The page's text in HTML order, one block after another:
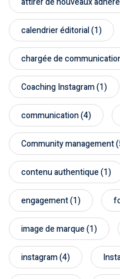
calendrier éditorial(1)
chargée de
Coaching Instagram(1)
communication(4)
Community management
contenu authentique(1)
engagement(1)
image de marque(1)
instagram(4)